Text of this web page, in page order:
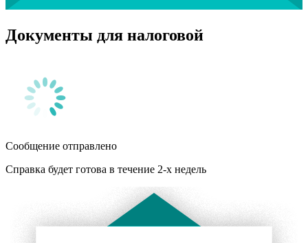
Документы для налоговой
Сообщение отправлено
Справка будет готова в течение 2-х недель